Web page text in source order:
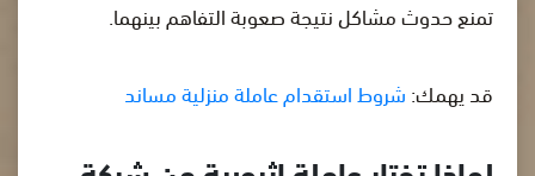
تمنع حدوث مشاكل نتيجة صعوبة التفاهم بينهما.
قد يهمك:شروط استقدام عاملة منزلية مساند